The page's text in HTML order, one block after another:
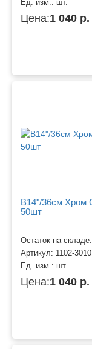
Ед. изм.: шт.
Цена:1 040 р.
B14"/36см
50шт
Остаток на складе:
Артикул: 1102-3010
Ед. изм.: шт.
Цена:1 040 р.